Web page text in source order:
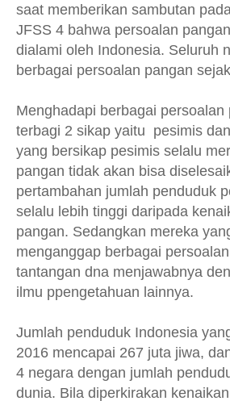
saat memberikan sambutan
JFSS 4 bahwa persoalan
dialami oleh Indonesia. Seluruh
berbagai persoalan pangan
Menghadapi berbagai persoalan
terbagi 2 sikap yaitu pesimis
yang bersikap pesimis selalu
pangan tidak akan bisa
pertambahan jumlah penduduk
selalu lebih tinggi daripada
pangan. Sedangkan mereka
menganggap berbagai
tantangan dna menjawabnya
ilmu ppengetahuan lainnya.
Jumlah penduduk Indonesia
2016 mencapai 267 juta jiwa,
4 negara dengan jumlah
dunia. Bila diperkirakan